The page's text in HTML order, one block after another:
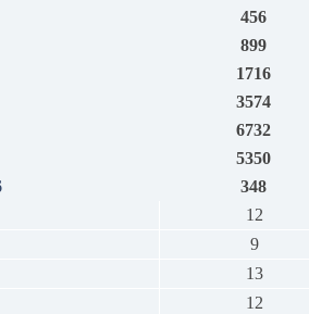
456
899
1716
3574
6732
5350
348
12
9
13
12